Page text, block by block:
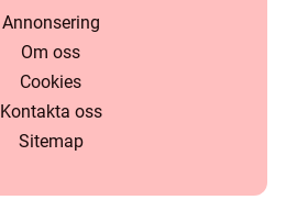
Annonsering
Om oss
Cookies
Kontakta oss
Sitemap